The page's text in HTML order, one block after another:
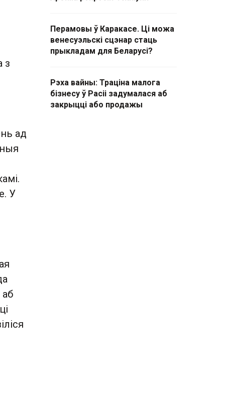
з
ад
У
Перамовы ў Каракасе. Ці можа
венесуэльскі сцэнар стаць
прыкладам для Беларусі?
Рэха вайны: Траціна малога
бізнесу ў Расіі задумалася аб
закрыцці або продажы